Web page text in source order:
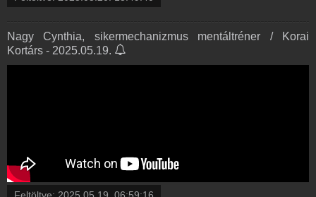
Nagy Cynthia, sikermechanizmus mentáltréner / Korai
Kortárs - 2025.05.19.